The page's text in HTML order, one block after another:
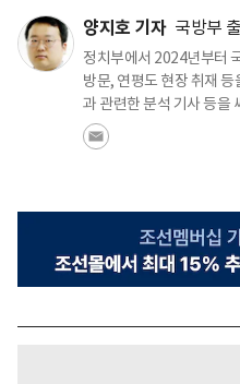
양지호 기자 국방부
정치부에서 2024년부터
방문, 연평도 현장 취재
과 관련한 분석 기사 등을